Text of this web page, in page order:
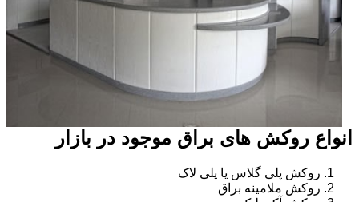
انواع روکش های براق موجود در بازار
روکش پلی گلاس یا پلی لاک
روکش ملامینه براق